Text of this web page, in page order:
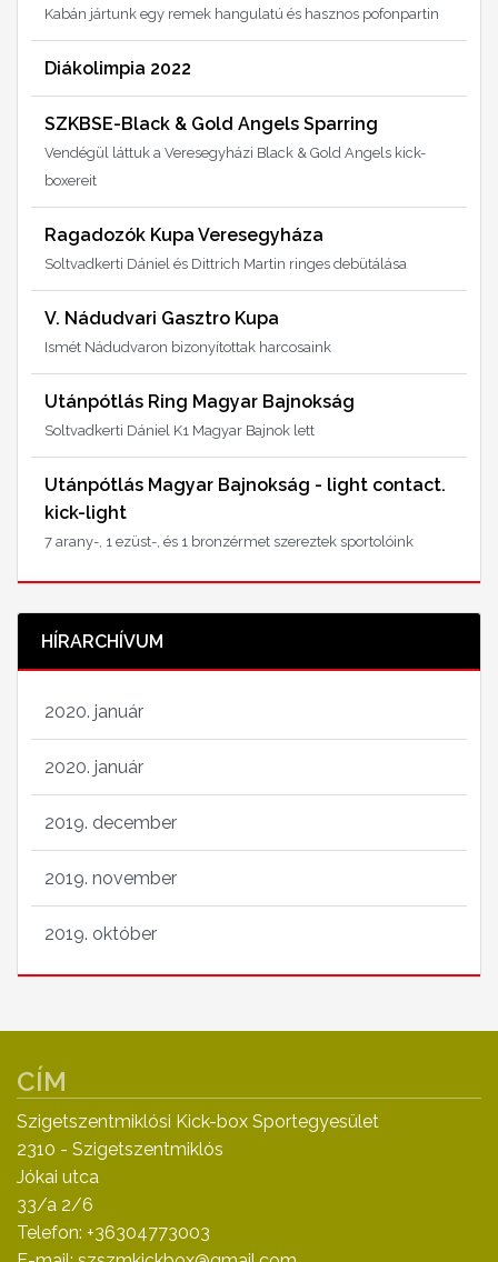
Kabán jártunk egy remek hangulatú és hasznos pofonpartin
Diákolimpia 2022
SZKBSE-Black & Gold Angels Sparring
Vendégül láttuk a Veresegyházi Black & Gold Angels kick-
boxereit
Ragadozók Kupa Veresegyháza
Soltvadkerti Dániel és Dittrich Martin ringes debütálása
V. Nádudvari Gasztro Kupa
Ismét Nádudvaron bizonyítottak harcosaink
Utánpótlás Ring Magyar Bajnokság
Soltvadkerti Dániel K1 Magyar Bajnok lett
Utánpótlás Magyar Bajnokság - light contact.
kick-light
7 arany-, 1 ezüst-, és 1 bronzérmet szereztek sportolóink
HÍRARCHÍVUM
2020. január
2020. január
2019. december
2019. november
2019. október
CÍM
Szigetszentmiklósi Kick-box Sportegyesület
2310 - Szigetszentmiklós
Jókai utca
33/a 2/6
Telefon: +36304773003